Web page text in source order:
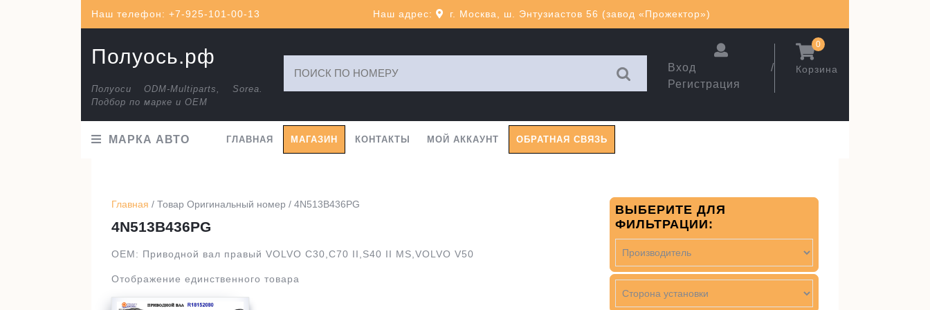
Наш телефон: +7-925-101-00-13 Наш адрес: г. Москва, ш. Энтузиастов 56 (завод «Прожектор»)
Полуось.рф
Полуоси ODM-Multiparts, Sorea.
Подбор по марке и ОЕМ
Вход /
Регистрация
Корзина
0
МАРКА АВТО ГЛАВНАЯ МАГАЗИН КОНТАКТЫ МОЙ АККАУНТ ОБРАТНАЯ СВЯЗЬ
Главная / Товар Оригинальный номер / 4N513B436PG
4N513B436PG
OEM: Приводной вал правый VOLVO C30,C70 II,S40 II MS,VOLVO V50
Отображение единственного товара
ВЫБЕРИТЕ ДЛЯ
ФИЛЬТРАЦИИ: